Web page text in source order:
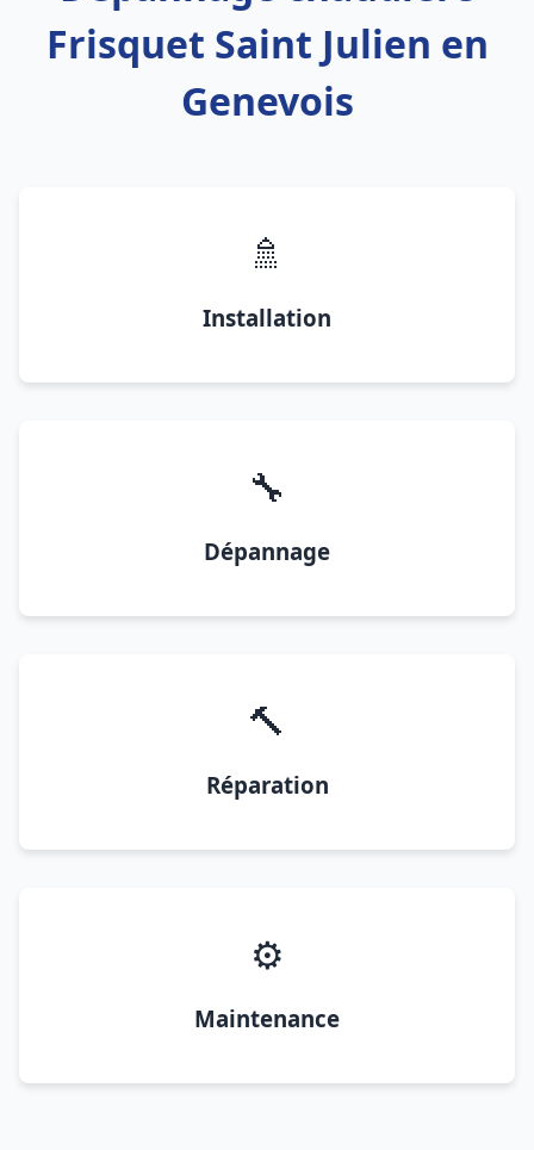
Frisquet Saint Julien en
Genevois
🚿
Installation
🔧
Dépannage
🔨
Réparation
⚙️
Maintenance